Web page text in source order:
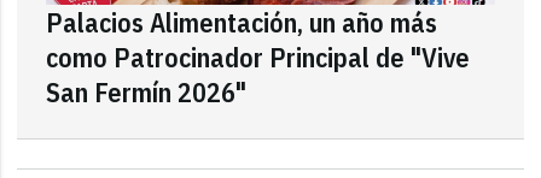
Palacios Alimentación, un año más
como Patrocinador Principal de "Vive
San Fermín 2026"